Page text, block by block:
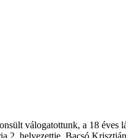
válogatottunk, a 18